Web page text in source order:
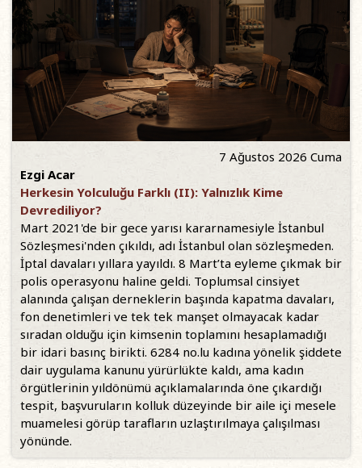
7 Ağustos 2026 Cuma
Ezgi Acar
Herkesin Yolculuğu Farklı (II): Yalnızlık Kime
Devrediliyor?
Mart 2021'de bir gece yarısı kararnamesiyle İstanbul
Sözleşmesi'nden çıkıldı, adı İstanbul olan sözleşmeden.
İptal davaları yıllara yayıldı. 8 Mart’ta eyleme çıkmak bir
polis operasyonu haline geldi. Toplumsal cinsiyet
alanında çalışan derneklerin başında kapatma davaları,
fon denetimleri ve tek tek manşet olmayacak kadar
sıradan olduğu için kimsenin toplamını hesaplamadığı
bir idari basınç birikti. 6284 no.lu kadına yönelik şiddete
dair uygulama kanunu yürürlükte kaldı, ama kadın
örgütlerinin yıldönümü açıklamalarında öne çıkardığı
tespit, başvuruların kolluk düzeyinde bir aile içi mesele
muamelesi görüp tarafların uzlaştırılmaya çalışılması
yönünde.